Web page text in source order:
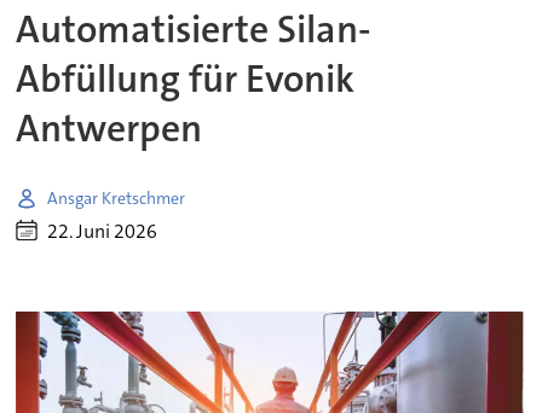
Automatisierte Silan-
Abfüllung für Evonik
Antwerpen
Ansgar Kretschmer
22. Juni 2026